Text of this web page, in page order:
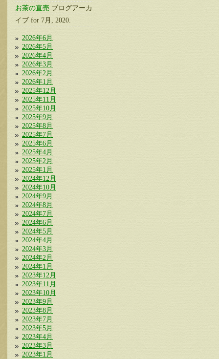
お茶の直売 ブログアーカ
イブ for 7月, 2020.
2026年6月
2026年5月
2026年4月
2026年3月
2026年2月
2026年1月
2025年12月
2025年11月
2025年10月
2025年9月
2025年8月
2025年7月
2025年6月
2025年4月
2025年2月
2025年1月
2024年12月
2024年10月
2024年9月
2024年8月
2024年7月
2024年6月
2024年5月
2024年4月
2024年3月
2024年2月
2024年1月
2023年12月
2023年11月
2023年10月
2023年9月
2023年8月
2023年7月
2023年5月
2023年4月
2023年3月
2023年1月